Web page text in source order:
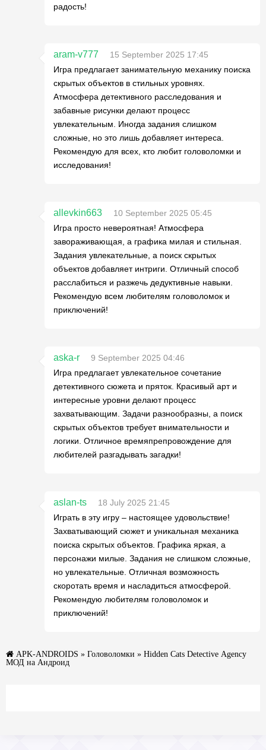
радость!
aram-v777
15 September 2025 17:45
Игра предлагает занимательную механику поиска
скрытых объектов в стильных уровнях.
Атмосфера детективного расследования и
забавные рисунки делают процесс
увлекательным. Иногда задания слишком
сложные, но это лишь добавляет интереса.
Рекомендую для всех, кто любит головоломки и
исследования!
allevkin663
10 September 2025 05:45
Игра просто невероятная! Атмосфера
завораживающая, а графика милая и стильная.
Задания увлекательные, а поиск скрытых
объектов добавляет интриги. Отличный способ
расслабиться и разжечь дедуктивные навыки.
Рекомендую всем любителям головоломок и
приключений!
aska-r
9 September 2025 04:46
Игра предлагает увлекательное сочетание
детективного сюжета и пряток. Красивый арт и
интересные уровни делают процесс
захватывающим. Задачи разнообразны, а поиск
скрытых объектов требует внимательности и
логики. Отличное времяпрепровождение для
любителей разгадывать загадки!
aslan-ts
18 July 2025 21:45
Играть в эту игру – настоящее удовольствие!
Захватывающий сюжет и уникальная механика
поиска скрытых объектов. Графика яркая, а
персонажи милые. Задания не слишком сложные,
но увлекательные. Отличная возможность
скоротать время и насладиться атмосферой.
Рекомендую любителям головоломок и
приключений!
APK-ANDROIDS » Головоломки » Hidden Cats Detective Agency
МОД на Андроид